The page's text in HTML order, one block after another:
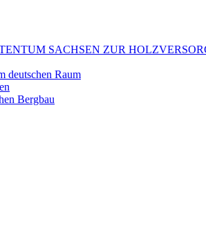
SACHSEN ZUR
deutschen Raum
Bergbau